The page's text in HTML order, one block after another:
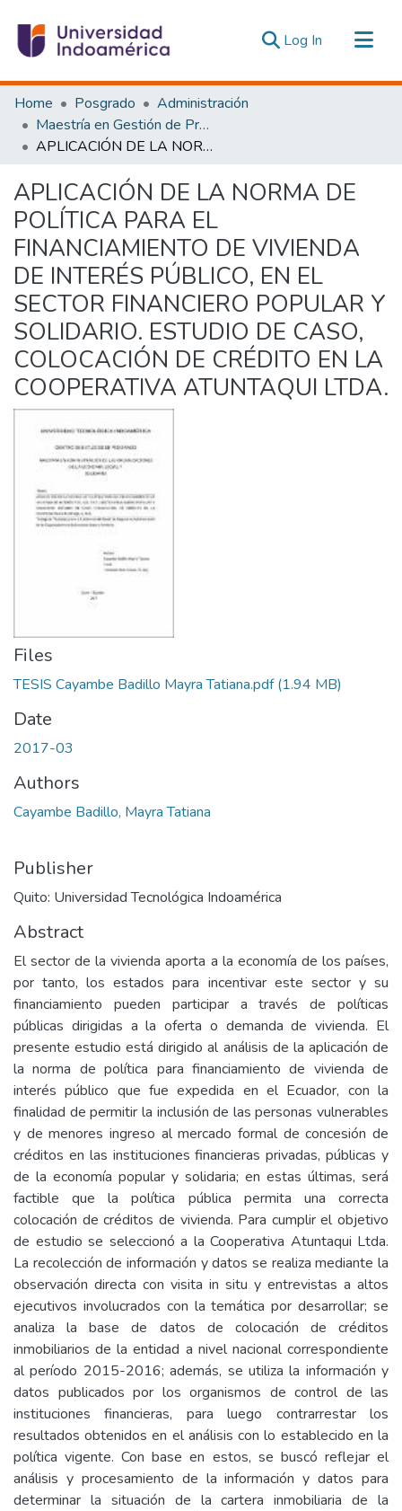
Log In (current)
Communities & Collections
All of DSpace
Statistics
Estadísticas Externas
Home Posgrado
Administración
Maestría en Gestión de Proyectos Socioproductivos
APLICACIÓN DE LA NORMA DE POLÍTICA PARA EL FINANCIAMIENTO DE VIVIENDA DE INTERÉS PÚBLICO, EN EL SECTOR FINANCIERO POPULAR Y SOLIDARIO. ESTUDIO DE CASO, COLOCACIÓN DE CRÉDITO EN LA COOPERATIVA ATUNTAQUI LTDA.
APLICACIÓN DE LA NORMA DE
POLÍTICA PARA EL
FINANCIAMIENTO DE VIVIENDA
DE INTERÉS PÚBLICO, EN EL
SECTOR FINANCIERO POPULAR Y
SOLIDARIO. ESTUDIO DE CASO,
COLOCACIÓN DE CRÉDITO EN LA
COOPERATIVA ATUNTAQUI LTDA.
Files
TESIS Cayambe Badillo Mayra Tatiana.pdf(1.94 MB)
Date
2017-03
Authors
Cayambe Badillo, Mayra Tatiana
Publisher
Quito: Universidad Tecnológica Indoamérica
Abstract
El sector de la vivienda aporta a la economía de los países,
por tanto, los estados para incentivar este sector y su
financiamiento pueden participar a través de políticas
públicas dirigidas a la oferta o demanda de vivienda. El
presente estudio está dirigido al análisis de la aplicación de
la norma de política para financiamiento de vivienda de
interés público que fue expedida en el Ecuador, con la
finalidad de permitir la inclusión de las personas vulnerables
y de menores ingreso al mercado formal de concesión de
créditos en las instituciones financieras privadas, públicas y
de la economía popular y solidaria; en estas últimas, será
factible que la política pública permita una correcta
colocación de créditos de vivienda. Para cumplir el objetivo
de estudio se seleccionó a la Cooperativa Atuntaqui Ltda.
La recolección de información y datos se realiza mediante la
observación directa con visita in situ y entrevistas a altos
ejecutivos involucrados con la temática por desarrollar; se
analiza la base de datos de colocación de créditos
inmobiliarios de la entidad a nivel nacional correspondiente
al período 2015-2016; además, se utiliza la información y
datos publicados por los organismos de control de las
instituciones financieras, para luego contrarrestar los
resultados obtenidos en el análisis con lo establecido en la
política vigente. Con base en estos, se buscó reflejar el
análisis y procesamiento de la información y datos para
determinar la situación de la cartera inmobiliaria de la